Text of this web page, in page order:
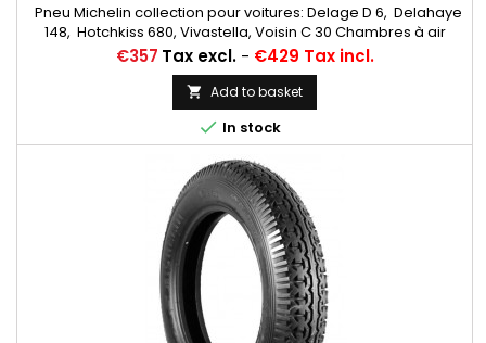
Pneu Michelin collection pour voitures: Delage D 6, Delahaye
148, Hotchkiss 680, Vivastella, Voisin C 30 Chambres à air
conseillées: 17/18 H RET (valvage... Autres
appellations: 6,50/7,00-17; 6,50-17; 7,00-17; 6,50x17; 7,00x17;
6,50-7,00x17; 650/700*17; 650/700/17; 6,50/7,00x17
Price
€357 Tax excl.- €429 Tax incl.
 Add to basket
 In stock